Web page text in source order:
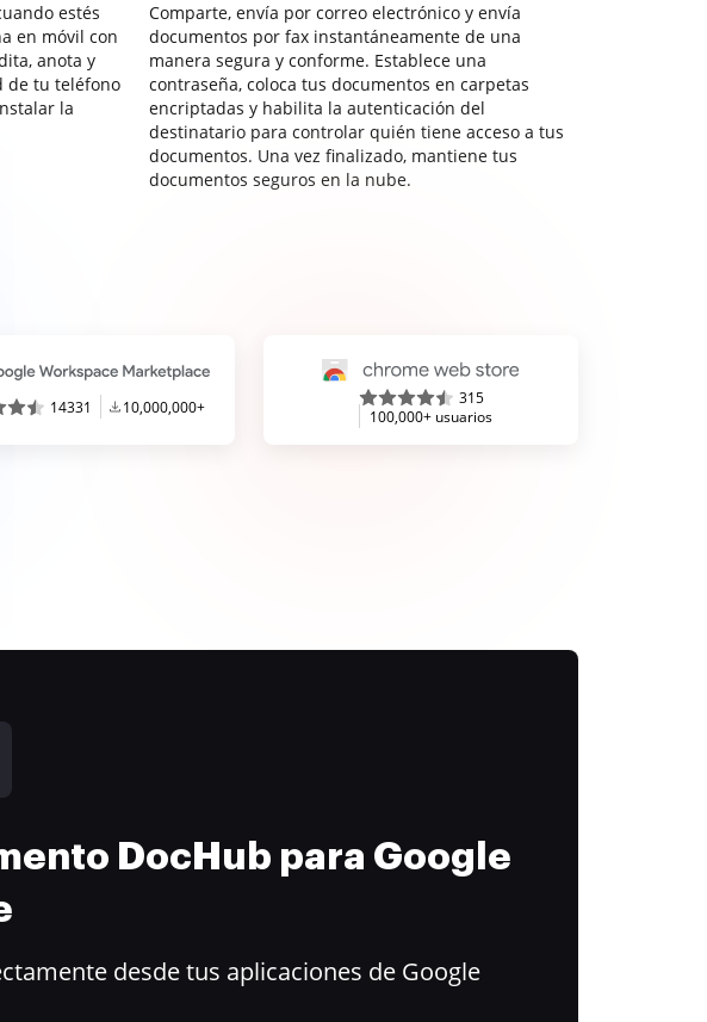
estés
en móvil con
anota y
de tu teléfono
la
Comparte, envía por correo electrónico y envía
documentos por fax instantáneamente de una
manera segura y conforme. Establece una
contraseña, coloca tus documentos en carpetas
encriptadas y habilita la autenticación del
destinatario para controlar quién tiene acceso a tus
documentos. Una vez finalizado, mantiene tus
documentos seguros en la nube.
14331 10,000,000+
315
100,000+ usuarios
DocHub para Google
desde tus aplicaciones de Google